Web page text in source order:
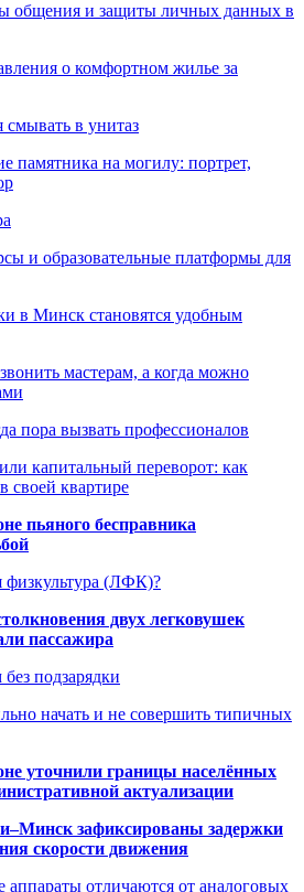
общения и защиты личных данных в
о комфортном жилье за
смывать в унитаз
памятника на могилу: портрет,
и образовательные платформы для
в Минск становятся удобным
мастерам, а когда можно
пора вызвать профессионалов
капитальный переворот: как
своей квартире
пьяного бесправника
физкультура (ЛФК)?
двух легковушек
пассажира
подзарядки
начать и не совершить типичных
уточнили границы населённых
актуализации
зафиксированы задержки
скорости движения
отличаются от аналоговых